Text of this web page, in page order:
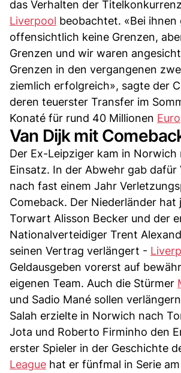
das Verhalten der
Liverpool beobachtet. «Bei ihnen
offensichtlich keine Grenzen,
Grenzen und wir waren
Grenzen in den vergangenen
ziemlich erfolgreich», sagte der
deren teuerster Transfer im
Konaté für rund 40 Millionen Euro
Van Dijk mit
Der Ex-Leipziger kam in
Einsatz. In der Abwehr gab dafür
nach fast einem Jahr
Comeback. Der Niederländer hat
Torwart Alisson Becker und der
Nationalverteidiger Trent
seinen Vertrag verlängert -
Geldausgeben vorerst auf
eigenen Team. Auch die Stürmer
und Sadio Mané sollen
Salah erzielte in Norwich nach
Jota und Roberto Firminho den
erster Spieler in der Geschichte
League hat er fünfmal in Serie